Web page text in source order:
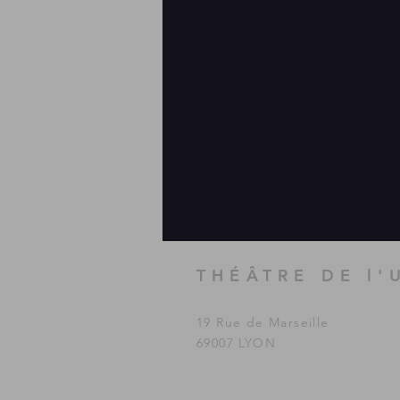
THÉÂTRE DE
19 Rue de Marseille
69007 LYON